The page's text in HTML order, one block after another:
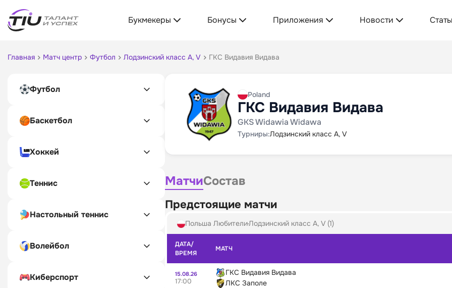
Букмекеры Бонусы Приложения Новости
Главная Матч центр Футбол Лодзинский класс A, V ГКС Видавия Видава
Футбол
Баскетбол
Хоккей
Теннис
Настольный теннис
Волейбол
Киберспорт
Poland
ГКС Видавия Видава
GKS Widawia Widawa
Турниры:Лодзинский класс A, V
МатчиСостав
Предстоящие матчи
Польша ЛюбителиЛодзинский класс A, V (1)
ДАТА/
ВРЕМЯ
МАТЧ
15.08.26
17:00
ГКС Видавия Видава
ЛКС Заполе